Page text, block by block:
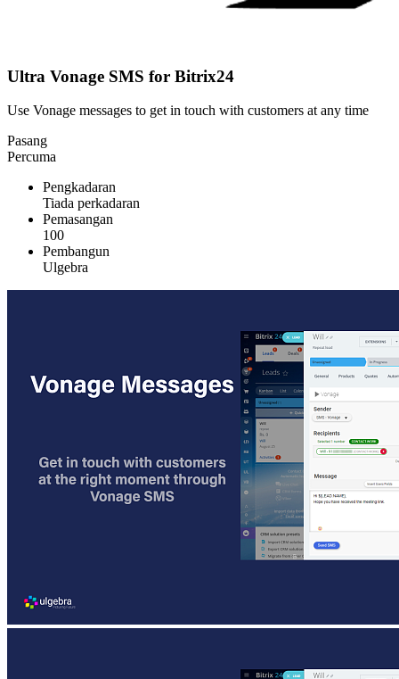
Ultra Vonage SMS for Bitrix24
Use Vonage messages to get in touch with customers at any time
Pasang
Percuma
Pengkadaran
Tiada perkadaran
Pemasangan
100
Pembangun
Ulgebra